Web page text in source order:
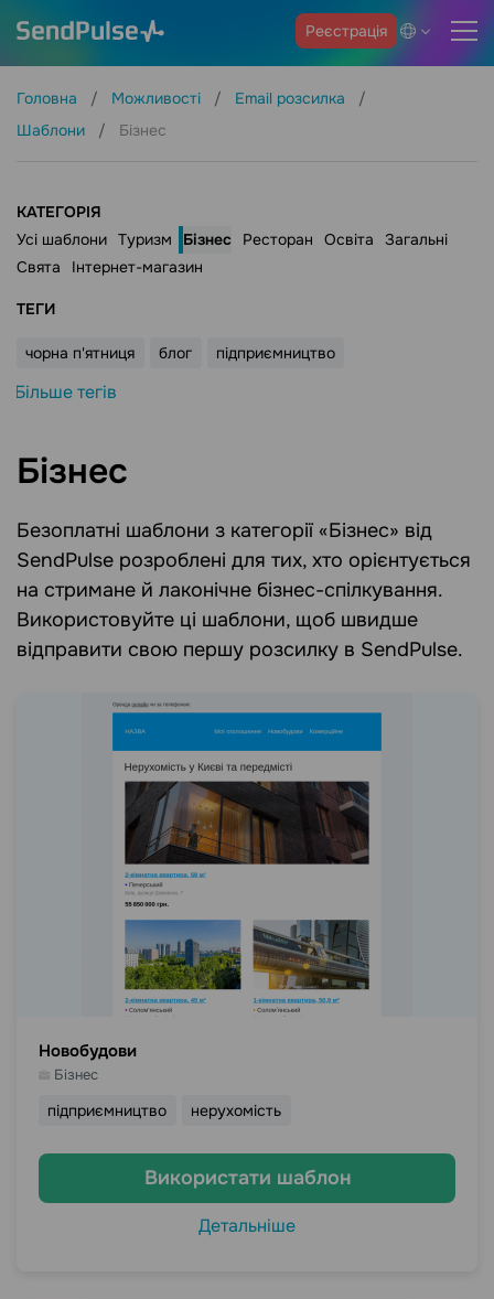
Реєстрація
Головна Можливості
Email розсилка
Шаблони
Бізнес
КАТЕГОРІЯ
Усі шаблони Туризм Бізнес Ресторан Освіта
Загальні
Свята
Інтернет-магазин
ТЕГИ
чорна п'ятниця блог підприємництво
Більше тегів
Бізнес
Безоплатні шаблони з категорії «Бізнес» від
SendPulse розроблені для тих, хто орієнтується
на стримане й лаконічне бізнес-спілкування.
Використовуйте ці шаблони, щоб швидше
відправити свою першу розсилку в SendPulse.
Новобудови
Бізнес
підприємництво нерухомість
Використати шаблон
Детальніше